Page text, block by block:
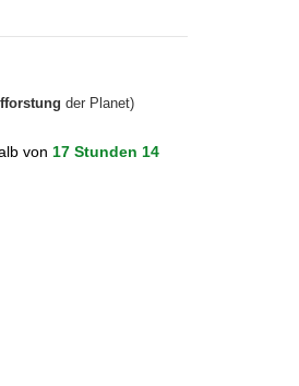
der Planet)
von 17 Stunden 14